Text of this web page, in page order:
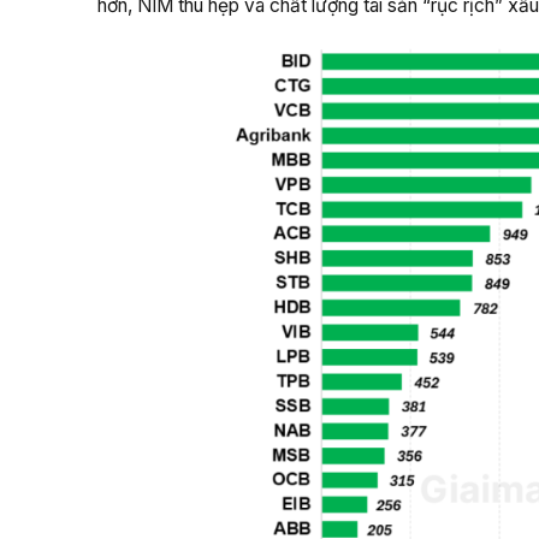
hơn, NIM thu hẹp và chất lượng tài sản “rục rịch”